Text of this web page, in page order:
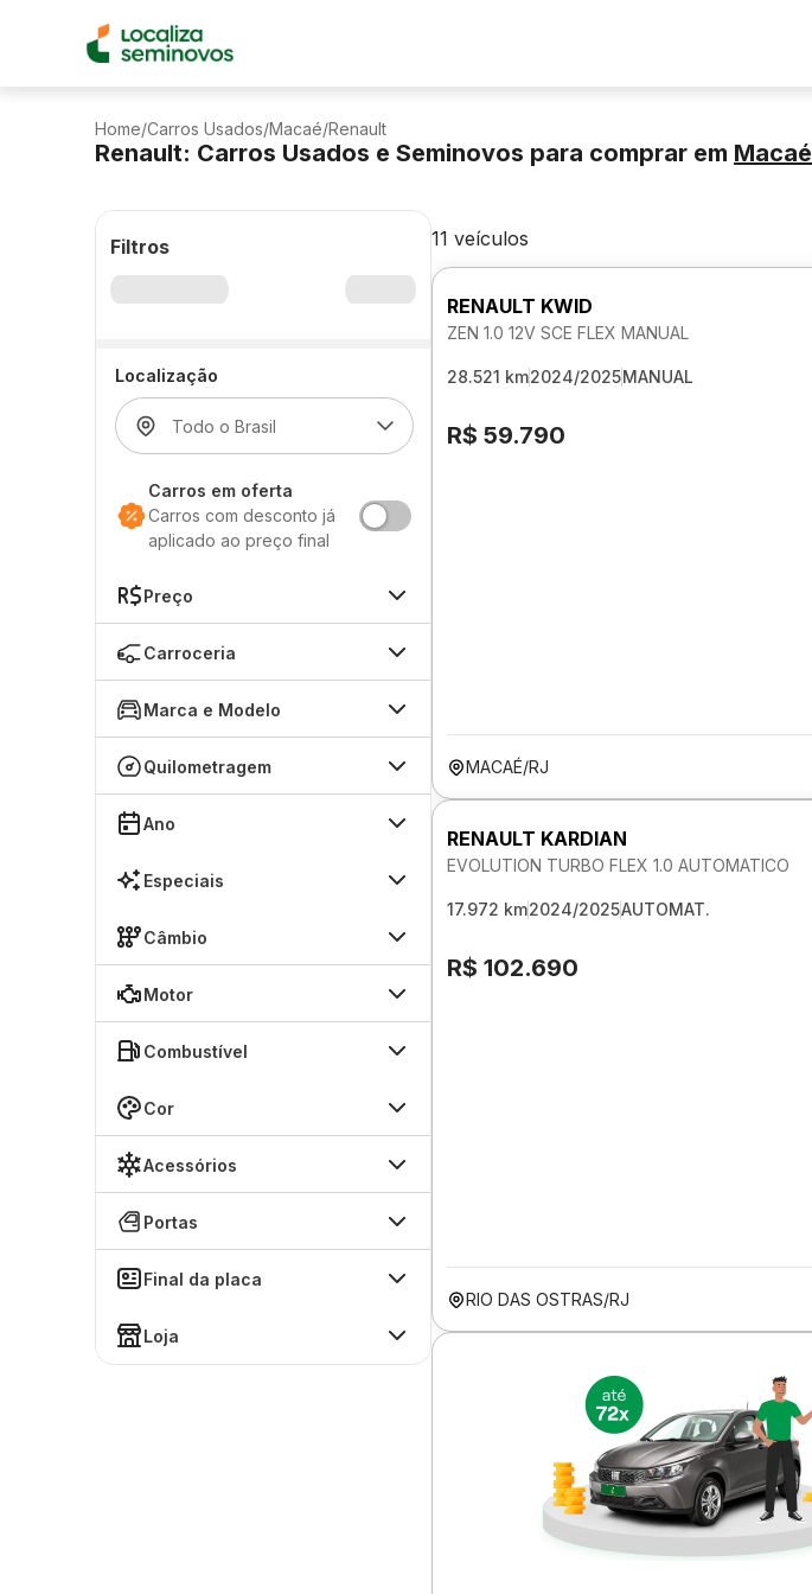
Home/Carros Usados/Macaé/Renault
Renault: Carros Usados e Seminovos para comprar em Macaé
Filtros
Localização
Carros em oferta
Carros com desconto já
aplicado ao preço final
Preço
Carroceria
Marca e Modelo
Quilometragem
Ano
Especiais
Câmbio
Motor
Combustível
Cor
Acessórios
Portas
Final da placa
Loja
11 veículos
RENAULT KWID
ZEN 1.0 12V SCE FLEX MANUAL
28.521 km2024/2025MANUAL
R$ 59.790
MACAÉ/RJ
RENAULT KARDIAN
EVOLUTION TURBO FLEX 1.0 AUTOMATICO
17.972 km2024/2025AUTOMAT.
R$ 102.690
RIO DAS OSTRAS/RJ